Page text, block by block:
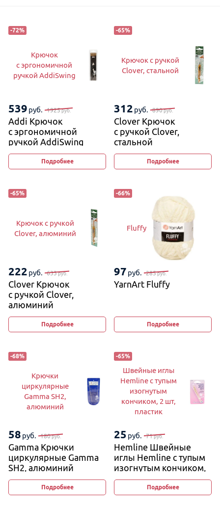
-72%
Крючок
с эргономичной
ручкой AddiSwing
539 руб. 1925руб.
Addi Крючок
с эргономичной
ручкой AddiSwing
Подробнее
-65%
Крючок с ручкой
Clover, стальной
312 руб. 890руб.
Clover Крючок
с ручкой Clover,
стальной
Подробнее
-65%
Крючок с ручкой
Clover, алюминий
222 руб. 633руб.
Clover Крючок
с ручкой Clover,
алюминий
Подробнее
-66%
Fluffy
97 руб. 285руб.
YarnArt Fluffy
Подробнее
-68%
Крючки
циркулярные
Gamma SH2,
алюминий
58 руб. 180руб.
Gamma Крючки
циркулярные Gamma
SH2, алюминий
Подробнее
-65%
Швейные иглы
Hemline с тупым
изогнутым
кончиком, 2 шт,
пластик
25 руб. 71руб.
Hemline Швейные
иглы Hemline с тупым
изогнутым кончиком,
2 шт, пластик
Подробнее